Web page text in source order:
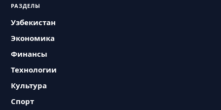
РАЗДЕЛЫ
Узбекистан
Экономика
Финансы
Технологии
Культура
Спорт